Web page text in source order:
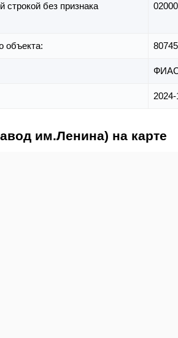
строкой без признака
объекта:
ФИАС
им.Ленина) на карте